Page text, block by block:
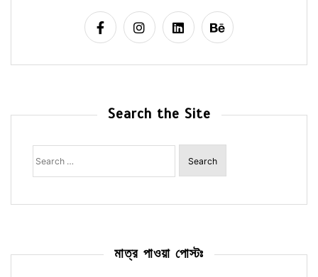
Search the Site
Search
for:
মাত্র পাওয়া পোস্টঃ